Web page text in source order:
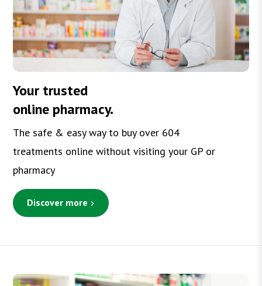
Your trusted
online pharmacy.
The safe & easy way to buy over 604
treatments online without visiting your GP or
pharmacy
Discover more